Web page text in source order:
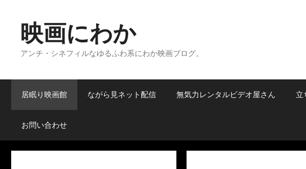
ス
映画にわか
アンチ・シネフィルなゆるふわ系にわか映画ブログ。
居眠り映画館 ながら見ネット配信 無気力レンタルビデオ屋さん 立
お問い合わせ